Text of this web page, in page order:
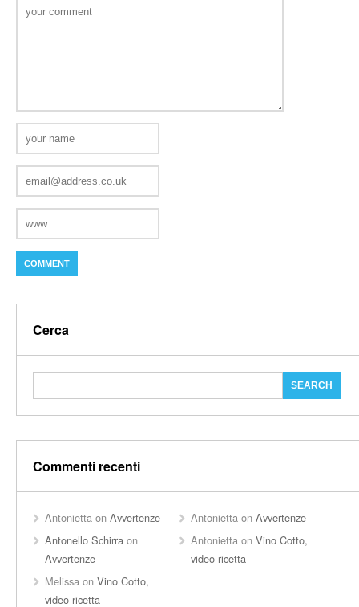
Cerca
Commenti recenti
Antonietta on Avvertenze Antonietta onAvvertenze
Antonello Schirra on
Avvertenze
Antonietta onVino Cotto,
video ricetta
Melissa on Vino Cotto,
video ricetta